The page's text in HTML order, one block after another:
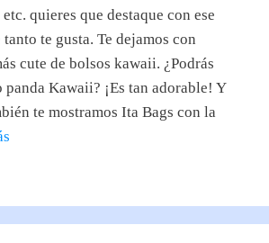
quieres que destaque con ese
te gusta. Te dejamos con
cute de bolsos kawaii. ¿Podrás
Kawaii? ¡Es tan adorable! Y
te mostramos Ita Bags con la